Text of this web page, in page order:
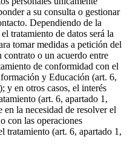
a su consulta o gestionar
Dependiendo de la
tratamiento de datos será la
tomar medidas a petición del
contrato o un acuerdo entre
de conformidad con el
y Educación (art. 6,
y en otros casos, el interés
(art. 6, apartado 1,
la necesidad de resolver el
con las operaciones
tratamiento (art. 6, apartado 1,